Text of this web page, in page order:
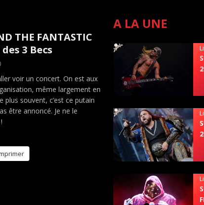
THE FANTASTIC
3 Becs
voir un concert. On est aux
même largement en
souvent, c’est ce putain
être annoncé. Je ne le
A LA UNE